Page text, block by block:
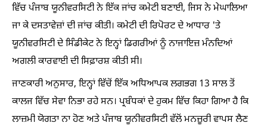
ਵਿੱਚ ਪੰਜਾਬ ਯੂਨੀਵਰਸਿਟੀ ਨੇ ਇੱਕ ਜਾਂਚ ਕਮੇਟੀ ਬਣਾਈ, ਜਿਸ ਨੇ ਮੇਘਾਲਿਆ
ਜਾ ਕੇ ਦਸਤਾਵੇਜ਼ਾਂ ਦੀ ਜਾਂਚ ਕੀਤੀ। ਕਮੇਟੀ ਦੀ ਰਿਪੋਰਟ ਦੇ ਆਧਾਰ 'ਤੇ
ਯੂਨੀਵਰਸਿਟੀ ਦੇ ਸਿੰਡੀਕੇਟ ਨੇ ਇਨ੍ਹਾਂ ਡਿਗਰੀਆਂ ਨੂੰ ਨਾਜਾਇਜ਼ ਮੰਨਦਿਆਂ
ਅਗਲੀ ਕਾਰਵਾਈ ਦੀ ਸਿਫ਼ਾਰਸ਼ ਕੀਤੀ ਸੀ।
ਜਾਣਕਾਰੀ ਅਨੁਸਾਰ, ਇਨ੍ਹਾਂ ਵਿੱਚੋਂ ਇੱਕ ਅਧਿਆਪਕ ਲਗਭਗ 13 ਸਾਲ ਤੋਂ
ਕਾਲਜ ਵਿੱਚ ਸੇਵਾ ਨਿਭਾ ਰਹੇ ਸਨ। ਪ੍ਰਬੰਧਕਾਂ ਦੇ ਹੁਕਮ ਵਿੱਚ ਕਿਹਾ ਗਿਆ ਹੈ ਕਿ
ਲਾਜ਼ਮੀ ਯੋਗਤਾ ਨਾ ਹੋਣ ਅਤੇ ਪੰਜਾਬ ਯੂਨੀਵਰਸਿਟੀ ਵੱਲੋਂ ਮਨਜ਼ੂਰੀ ਵਾਪਸ ਲੈਣ